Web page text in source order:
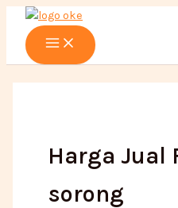
Lewati
konten
Main
Menu
Harga Jual
sorong